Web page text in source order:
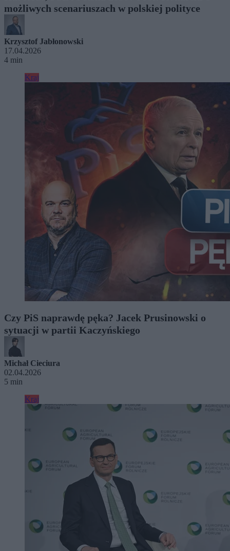
możliwych scenariuszach w polskiej polityce
Krzysztof Jabłonowski
17.04.2026
4 min
Kraj
Czy PiS naprawdę pęka? Jacek Prusinowski o
sytuacji w partii Kaczyńskiego
Michał Cieciura
02.04.2026
5 min
Kraj